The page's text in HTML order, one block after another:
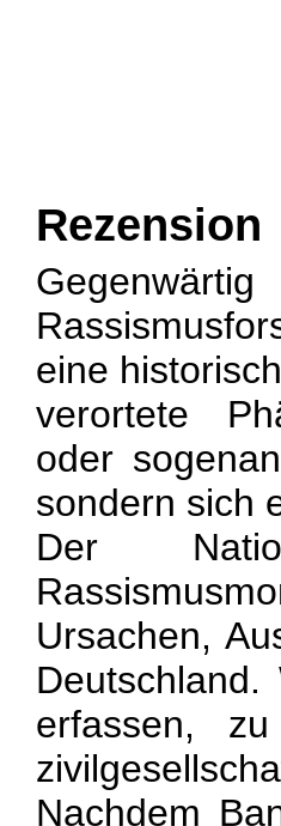
Rezension
eine
verortete
oder
sondern sich
Der
Ursachen,
erfassen,
Nachdem